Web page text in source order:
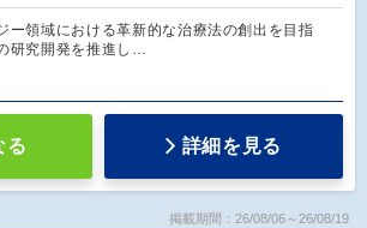
ー領域における革新的な治療法の創出を目指
研究開発を推進し…
る 詳細を見る
掲載期間：26/08/06～26/08/19